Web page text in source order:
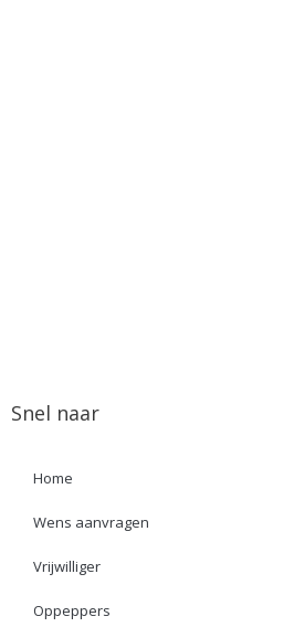
Snel naar
Home
Wens aanvragen
Vrijwilliger
Oppeppers